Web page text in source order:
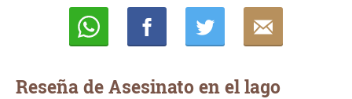
Reseña de Asesinato en el lago